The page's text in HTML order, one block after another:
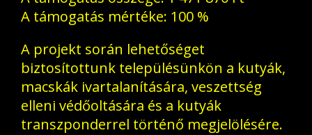
A támogatás mértéke: 100 %
A projekt során lehetőséget
biztosítottunk településünkön a kutyák,
macskák ivartalanítására, veszettség
elleni védőoltására és a kutyák
transzponderrel történő megjelölésére.